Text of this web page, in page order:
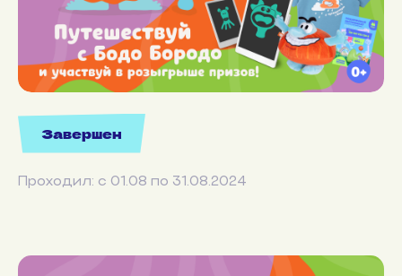
Завершен
Проходил: с 01.08 по 31.08.2024